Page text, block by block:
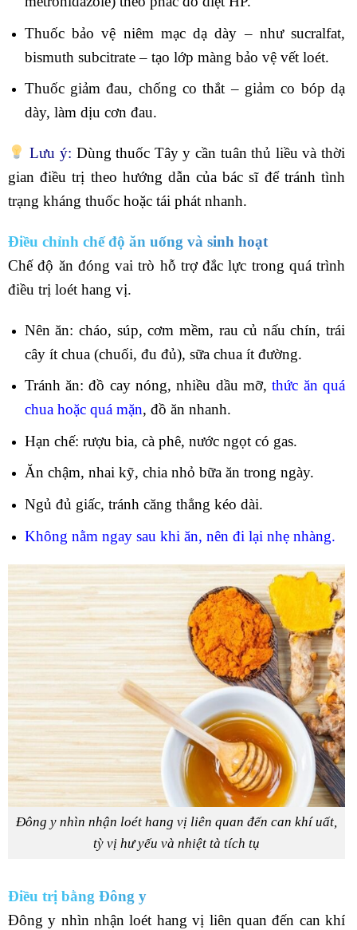
Thuốc bảo vệ niêm mạc dạ dày – như sucralfat,
bismuth subcitrate – tạo lớp màng bảo vệ vết loét.
Thuốc giảm đau, chống co thắt – giảm co bóp dạ
dày, làm dịu cơn đau.
Lưu ý: Dùng thuốc Tây y cần tuân thủ liều và thời
gian điều trị theo hướng dẫn của bác sĩ để tránh tình
trạng kháng thuốc hoặc tái phát nhanh.
Điều chỉnh chế độ ăn uống và sinh hoạt
Chế độ ăn đóng vai trò hỗ trợ đắc lực trong quá trình
điều trị loét hang vị.
Nên ăn: cháo, súp, cơm mềm, rau củ nấu chín, trái
cây ít chua (chuối, đu đủ), sữa chua ít đường.
Tránh ăn: đồ cay nóng, nhiều dầu mỡ,thức ăn quá
chua hoặc quá mặn, đồ ăn nhanh.
Hạn chế: rượu bia, cà phê, nước ngọt có gas.
Ăn chậm, nhai kỹ, chia nhỏ bữa ăn trong ngày.
Ngủ đủ giấc, tránh căng thẳng kéo dài.
Không nằm ngay sau khi ăn, nên đi lại nhẹ nhàng.
Đông y nhìn nhận loét hang vị liên quan đến can khí uất,
tỳ vị hư yếu và nhiệt tà tích tụ
Điều trị bằng Đông y
Đông y nhìn nhận loét hang vị liên quan đến can khí